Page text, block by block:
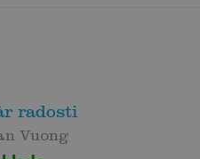
radosti
Vuong